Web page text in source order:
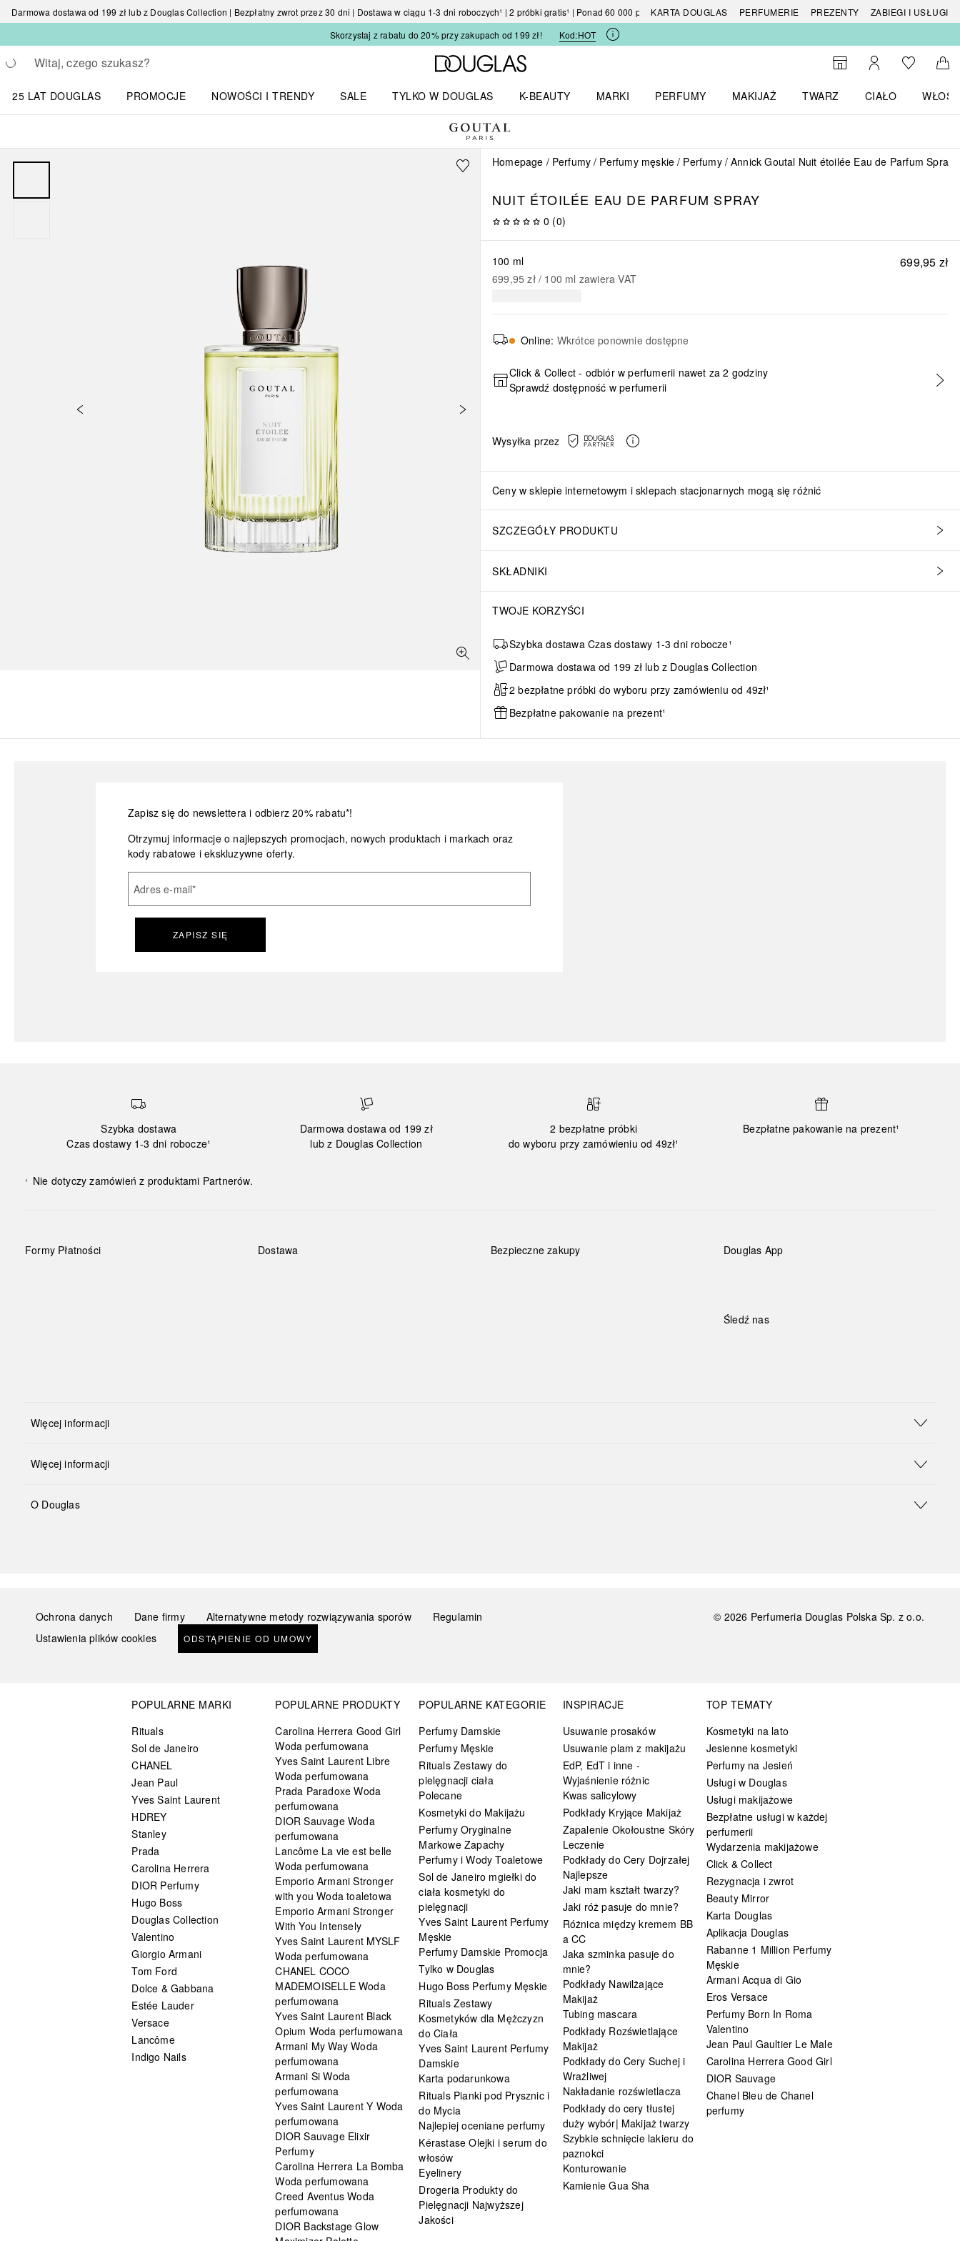
Darmowa dostawa od 199 zł lub z Douglas Collection | Bezpłatny zwrot przez 30 dni | Dostawa w ciągu 1-3 dni roboczych¹ | 2 próbki gratis¹ | Ponad 60 000 produktówKARTA DOUGLAS PERFUMERIE PREZENTY
ZABIEGI I USŁUGI
Skorzystaj z rabatu do 20% przy zakupach od 199 zł!
Kod:HOT
Wracać
Wykonaj wyszukiwanie
Strona główna Douglas
Do wyszukiwarki
Moje kontoDo listyDo
25 LAT DOUGLAS
PROMOCJE
NOWOŚCI I TRENDY
SALE
TYLKO W DOUGLAS
K-BEAUTY
MARKI
PERFUMY
MAKIJAŻ
TWARZ
CIAŁO
WŁOSY
Homepage Perfumy Perfumy męskie Perfumy Annick Goutal Nuit étoilée Eau de Parfum Spray
NUIT ÉTOILÉE EAU DE PARFUM SPRAY
0 (0)
699,95 zł
100 ml
699,95 zł / 100 ml zawiera VAT
Online: Wkrótce ponownie dostępne
Click & Collect - odbiór w perfumerii nawet za 2 godziny
Sprawdź dostępność w perfumerii
Wysyłka przez
Ceny w sklepie internetowym i sklepach stacjonarnych mogą się różnić
SZCZEGÓŁY PRODUKTU
SKŁADNIKI
TWOJE KORZYŚCI
Szybka dostawa Czas dostawy 1-3 dni robocze¹
Darmowa dostawa od 199 zł lub z Douglas Collection
2 bezpłatne próbki do wyboru przy zamówieniu od 49zł¹
Bezpłatne pakowanie na prezent¹
Zapisz się do newslettera i odbierz 20% rabatu*!
Otrzymuj informacje o najlepszych promocjach, nowych produktach i markach oraz
kody rabatowe i ekskluzywne oferty.
Adres e-mail*
ZAPISZ SIĘ
Szybka dostawa
Czas dostawy 1-3 dni robocze¹
Darmowa dostawa od 199 zł
lub z Douglas Collection
2 bezpłatne próbki
do wyboru przy zamówieniu od 49zł¹
Bezpłatne pakowanie na prezent¹
¹ Nie dotyczy zamówień z produktami Partnerów.
Formy Płatności Dostawa Bezpieczne zakupy Douglas App
Śledź nas
Więcej informacji
Więcej informacji
O Douglas
Ochrona danych Dane firmy Alternatywne metody rozwiązywania sporów
Regulamin
Ustawienia plików cookies
ODSTĄPIENIE OD UMOWY
© 2026 Perfumeria Douglas Polska Sp. z o.o.
POPULARNE MARKI
Rituals
Sol de Janeiro
CHANEL
Jean Paul
Yves Saint Laurent
HDREY
Stanley
Prada
Carolina Herrera
DIOR Perfumy
Hugo Boss
Douglas Collection
Valentino
Giorgio Armani
Tom Ford
Dolce & Gabbana
Estée Lauder
Versace
Lancôme
Indigo Nails
POPULARNE PRODUKTY
Carolina Herrera Good Girl
Woda perfumowana
Yves Saint Laurent Libre
Woda perfumowana
Prada Paradoxe Woda
perfumowana
DIOR Sauvage Woda
perfumowana
Lancôme La vie est belle
Woda perfumowana
Emporio Armani Stronger
with you Woda toaletowa
Emporio Armani Stronger
With You Intensely
Yves Saint Laurent MYSLF
Woda perfumowana
CHANEL COCO
MADEMOISELLE Woda
perfumowana
Yves Saint Laurent Black
Opium Woda perfumowana
Armani My Way Woda
perfumowana
Armani Si Woda
perfumowana
Yves Saint Laurent Y Woda
perfumowana
DIOR Sauvage Elixir
Perfumy
Carolina Herrera La Bomba
Woda perfumowana
Creed Aventus Woda
perfumowana
DIOR Backstage Glow
POPULARNE KATEGORIE
Perfumy Damskie
Perfumy Męskie
Rituals Zestawy do
pielęgnacji ciała
Polecane
Kosmetyki do Makijażu
Perfumy Oryginalne
Markowe Zapachy
Perfumy i Wody Toaletowe
Sol de Janeiro mgiełki do
ciała kosmetyki do
pielęgnacji
Yves Saint Laurent Perfumy
Męskie
Perfumy Damskie Promocja
Tylko w Douglas
Hugo Boss Perfumy Męskie
Rituals Zestawy
Kosmetyków dla Mężczyzn
do Ciała
Yves Saint Laurent Perfumy
Damskie
Karta podarunkowa
Rituals Pianki pod Prysznic i
do Mycia
Najlepiej oceniane perfumy
Kérastase Olejki i serum do
włosów
Eyelinery
Drogeria Produkty do
Pielęgnacji Najwyższej
Jakości
INSPIRACJE
Usuwanie prosaków
Usuwanie plam z makijażu
EdP, EdT i inne -
Wyjaśnienie różnic
Kwas salicylowy
Podkłady Kryjące Makijaż
Zapalenie Okołoustne Skóry
Leczenie
Podkłady do Cery Dojrzałej
Najlepsze
Jaki mam kształt twarzy?
Jaki róż pasuje do mnie?
Różnica między kremem BB
a CC
Jaka szminka pasuje do
mnie?
Podkłady Nawilżające
Makijaż
Tubing mascara
Podkłady Rozświetlające
Makijaż
Podkłady do Cery Suchej i
Wrażliwej
Nakładanie rozświetlacza
Podkłady do cery tłustej
duży wybór| Makijaż twarzy
Szybkie schnięcie lakieru do
paznokci
Konturowanie
Kamienie Gua Sha
TOP TEMATY
Kosmetyki na lato
Jesienne kosmetyki
Perfumy na Jesień
Usługi w Douglas
Usługi makijażowe
Bezpłatne usługi w każdej
perfumerii
Wydarzenia makijażowe
Click & Collect
Rezygnacja i zwrot
Beauty Mirror
Karta Douglas
Aplikacja Douglas
Rabanne 1 Million Perfumy
Męskie
Armani Acqua di Gio
Eros Versace
Perfumy Born In Roma
Valentino
Jean Paul Gaultier Le Male
Carolina Herrera Good Girl
DIOR Sauvage
Chanel Bleu de Chanel
perfumy